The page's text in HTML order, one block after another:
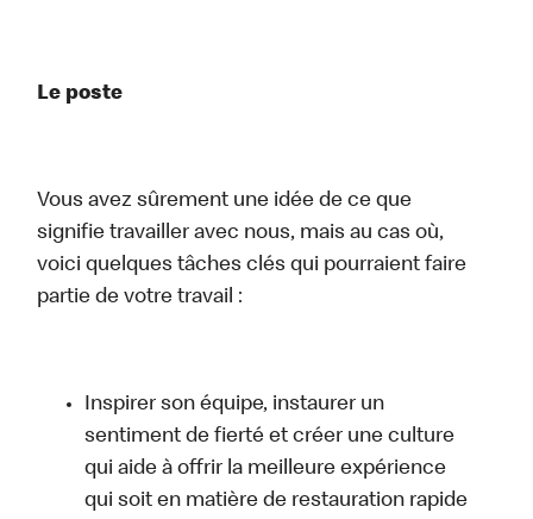
Le poste
Vous avez sûrement une idée de ce que
signifie travailler avec nous, mais au cas où,
voici quelques tâches clés qui pourraient faire
partie de votre travail :
Inspirer son équipe, instaurer un
sentiment de fierté et créer une culture
qui aide à offrir la meilleure expérience
qui soit en matière de restauration rapide